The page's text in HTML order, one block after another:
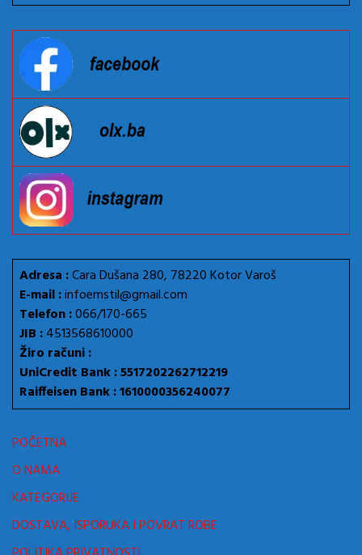
Adresa :Cara Dušana 280, 78220 Kotor Varoš
E-mail :infoemstil@gmail.com
Telefon :066/170-665
JIB :4513568610000
Žiro računi :
UniCredit Bank : 5517202262712219
Raiffeisen Bank : 1610000356240077
POČETNA
O NAMA
KATEGORIJE
DOSTAVA, ISPORUKA I POVRAT ROBE